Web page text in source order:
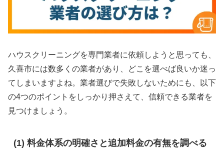
ハウスクリーニングを専門業者に依頼しようと思っても、
久喜市には数多くの業者があり、どこを選べば良いか迷っ
てしまいますよね。業者選びで失敗しないためにも、以下
の4つのポイントをしっかり押さえて、信頼できる業者を
見つけましょう。
(1) 料金体系の明確さと追加料金の有無を調べる